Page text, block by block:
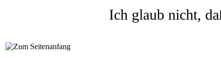
Ich glaub nicht,